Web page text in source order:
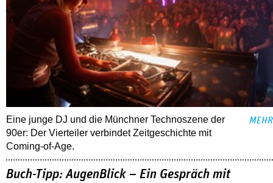
Eine junge DJ und die Münchner Technoszene der
90er: Der Vierteiler verbindet Zeitgeschichte mit
Coming-of-Age.
MEHR
Buch-Tipp: AugenBlick – Ein Gespräch mit